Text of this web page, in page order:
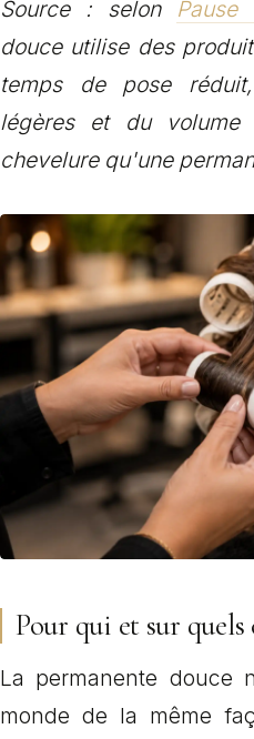
Source : selon Pause
douce utilise des
temps de pose
légères et du volume
chevelure qu'une
Pour qui et sur quels
La permanente douce
monde de la même